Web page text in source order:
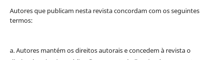
Autores que publicam nesta revista concordam com os seguintes
termos:
a. Autores mantém os direitos autorais e concedem à revista o